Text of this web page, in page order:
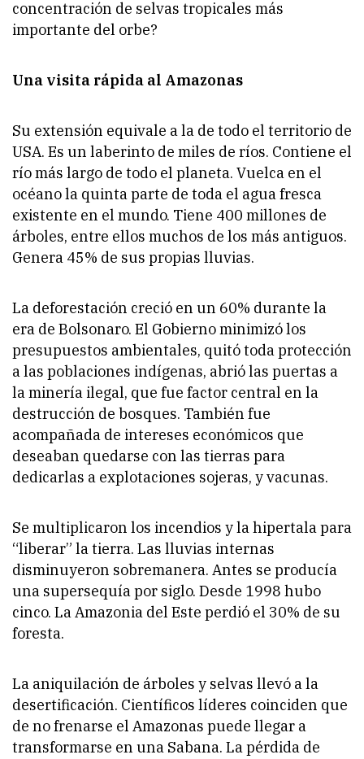
concentración de selvas tropicales más
importante del orbe?
Una visita rápida al Amazonas
Su extensión equivale a la de todo el territorio de
USA. Es un laberinto de miles de ríos. Contiene el
río más largo de todo el planeta. Vuelca en el
océano la quinta parte de toda el agua fresca
existente en el mundo. Tiene 400 millones de
árboles, entre ellos muchos de los más antiguos.
Genera 45% de sus propias lluvias.
La deforestación creció en un 60% durante la
era de Bolsonaro. El Gobierno minimizó los
presupuestos ambientales, quitó toda protección
a las poblaciones indígenas, abrió las puertas a
la minería ilegal, que fue factor central en la
destrucción de bosques. También fue
acompañada de intereses económicos que
deseaban quedarse con las tierras para
dedicarlas a explotaciones sojeras, y vacunas.
Se multiplicaron los incendios y la hipertala para
“liberar” la tierra. Las lluvias internas
disminuyeron sobremanera. Antes se producía
una supersequía por siglo. Desde 1998 hubo
cinco. La Amazonia del Este perdió el 30% de su
foresta.
La aniquilación de árboles y selvas llevó a la
desertificación. Científicos líderes coinciden que
de no frenarse el Amazonas puede llegar a
transformarse en una Sabana. La pérdida de